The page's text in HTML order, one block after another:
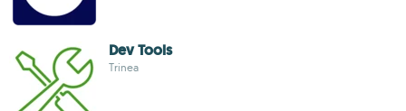
Dev Tools
Trinea